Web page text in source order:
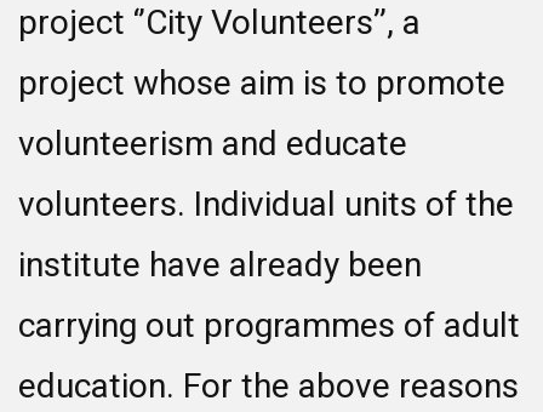
project ‘’City Volunteers’’, a
project whose aim is to promote
volunteerism and educate
volunteers. Individual units of the
institute have already been
carrying out programmes of adult
education. For the above reasons